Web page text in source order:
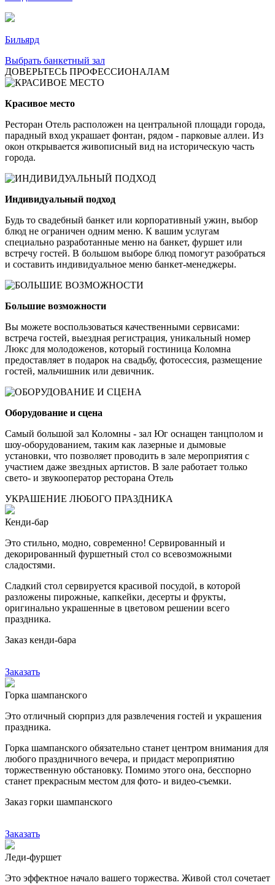
Бильярд
Выбрать банкетный зал
ДОВЕРЬТЕСЬ ПРОФЕССИОНАЛАМ
Красивое место
Ресторан Отель расположен на центральной площади города,
парадный вход украшает фонтан, рядом - парковые аллеи. Из
окон открывается живописный вид на историческую часть
города.
Индивидуальный подход
Будь то свадебный банкет или корпоративный ужин, выбор
блюд не ограничен одним меню. К вашим услугам
специально разработанные меню на банкет, фуршет или
встречу гостей. В большом выборе блюд помогут разобраться
и составить индивидуальное меню банкет-менеджеры.
Большие возможности
Вы можете воспользоваться качественными сервисами:
встреча гостей, выездная регистрация, уникальный номер
Люкс для молодоженов, который гостиница Коломна
предоставляет в подарок на свадьбу, фотосессия, размещение
гостей, мальчишник или девичник.
Оборудование и сцена
Самый большой зал Коломны - зал Юг оснащен танцполом и
шоу-оборудованием, таким как лазерные и дымовые
установки, что позволяет проводить в зале мероприятия с
участием даже звездных артистов. В зале работает только
свето- и звукооператор ресторана Отель
УКРАШЕНИЕ ЛЮБОГО ПРАЗДНИКА
Кенди-бар
Это стильно, модно, современно! Сервированный и
декорированный фуршетный стол со всевозможными
сладостями.
Сладкий стол сервируется красивой посудой, в которой
разложены пирожные, капкейки, десерты и фрукты,
оригинально украшенные в цветовом решении всего
праздника.
Заказ кенди-бара
Заказать
Горка шампанского
Это отличный сюрприз для развлечения гостей и украшения
праздника.
Горка шампанского обязательно станет центром внимания для
любого праздничного вечера, и придаст мероприятию
торжественную обстановку. Помимо этого она, бесспорно
станет прекрасным местом для фото- и видео-съемки.
Заказ горки шампанского
Заказать
Леди-фуршет
Это эффектное начало вашего торжества. Живой стол сочетает